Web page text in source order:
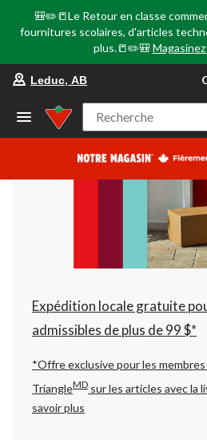
🎒✏️📒Le Retour en classe
fournitures scolaires, d'articles
plus.📒✏️🎒
AB,
à
22:00
pour
Leduc, AB
Recherche
Expédition locale gratuite
admissibles de plus de 99 $*
*Offre exclusive pour les
TriangleMD sur les articles avec la
savoir plus